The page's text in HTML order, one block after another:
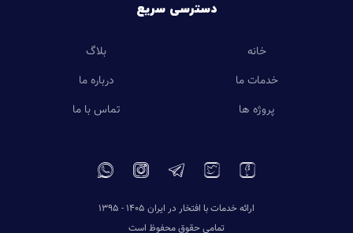
دسترسی سریع
خانه
خدمات ما
پروژه ها
بلاگ
درباره ما
تماس با ما
ارائه خدمات با افتخار در ایران 1405 - 1395
تمامی حقوق محفوظ است